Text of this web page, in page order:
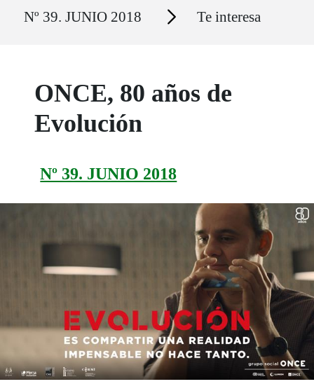
Nº 39. JUNIO 2018 Secciones Te interesa
ONCE, 80 años de
Evolución
Nº 39. JUNIO 2018